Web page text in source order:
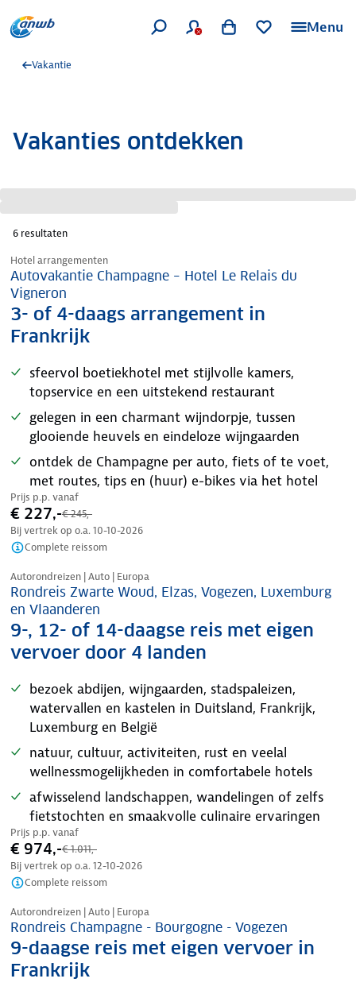
Menu
Vakantie
Vakanties ontdekken
6 resultaten
Nazomer korting
Hotel arrangementen
Autovakantie Champagne – Hotel Le Relais du
Vigneron
3- of 4-daags arrangement in
Frankrijk
sfeervol boetiekhotel met stijlvolle kamers,
topservice en een uitstekend restaurant
gelegen in een charmant wijndorpje, tussen
glooiende heuvels en eindeloze wijngaarden
ontdek de Champagne per auto, fiets of te voet,
met routes, tips en (huur) e-bikes via het hotel
Prijs p.p. vanaf
€ 227,-€ 245,-
Bij vertrek op o.a. 10-10-2026
Complete reissom
Nazomer korting
Autorondreizen | Auto | Europa
Rondreis Zwarte Woud, Elzas, Vogezen, Luxemburg
en Vlaanderen
9-, 12- of 14-daagse reis met eigen
vervoer door 4 landen
bezoek abdijen, wijngaarden, stadspaleizen,
watervallen en kastelen in Duitsland, Frankrijk,
Luxemburg en België
natuur, cultuur, activiteiten, rust en veelal
wellnessmogelijkheden in comfortabele hotels
afwisselend landschappen, wandelingen of zelfs
fietstochten en smaakvolle culinaire ervaringen
Prijs p.p. vanaf
€ 974,-€ 1.011,-
Bij vertrek op o.a. 12-10-2026
Complete reissom
Nazomer korting
Autorondreizen | Auto | Europa
Rondreis Champagne - Bourgogne - Vogezen
9-daagse reis met eigen vervoer in
Frankrijk